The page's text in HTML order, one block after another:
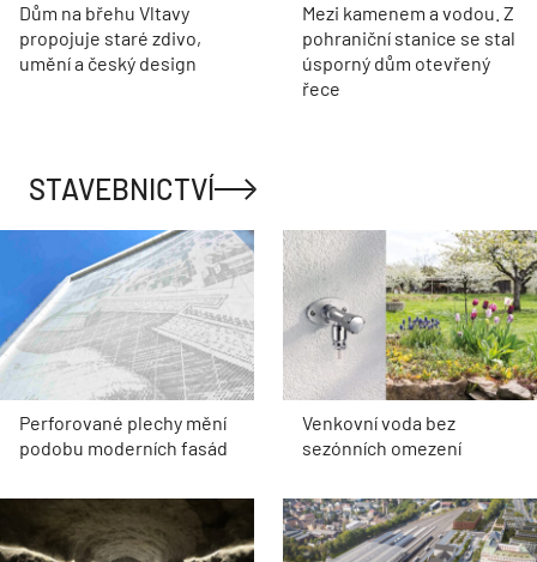
Dům na břehu Vltavy
propojuje staré zdivo,
umění a český design
Mezi kamenem a vodou. Z
pohraniční stanice se stal
úsporný dům otevřený
řece
STAVEBNICTVÍ
Perforované plechy mění
podobu moderních fasád
Venkovní voda bez
sezónních omezení